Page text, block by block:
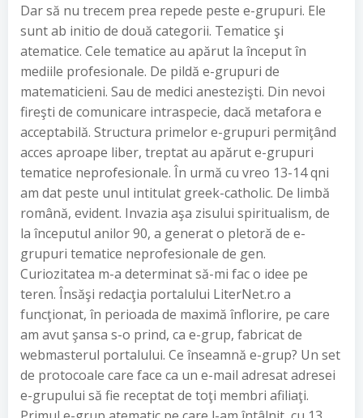
Dar să nu trecem prea repede peste e-grupuri. Ele
sunt ab initio de două categorii. Tematice şi
atematice. Cele tematice au apărut la început în
mediile profesionale. De pildă e-grupuri de
matematicieni. Sau de medici anestezişti. Din nevoi
fireşti de comunicare intraspecie, dacă metafora e
acceptabilă. Structura primelor e-grupuri permiţând
acces aproape liber, treptat au apărut e-grupuri
tematice neprofesionale. În urmă cu vreo 13-14 qni
am dat peste unul intitulat greek-catholic. De limbă
română, evident. Invazia aşa zisului spiritualism, de
la începutul anilor 90, a generat o pletoră de e-
grupuri tematice neprofesionale de gen.
Curiozitatea m-a determinat să-mi fac o idee pe
teren. Însăşi redacţia portalului LiterNet.ro a
funcţionat, în perioada de maximă înflorire, pe care
am avut şansa s-o prind, ca e-grup, fabricat de
webmasterul portalului. Ce înseamnă e-grup? Un set
de protocoale care face ca un e-mail adresat adresei
e-grupului să fie receptat de toţi membri afiliaţi.